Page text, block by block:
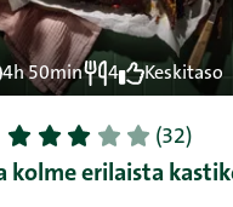
4h 50min 4 Keskitaso
1 2 3 4 5 (32)
kolme erilaista